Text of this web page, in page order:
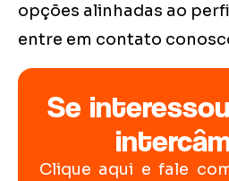
opções alinhadas ao
entre em contato
Se
Clique aqui e fale